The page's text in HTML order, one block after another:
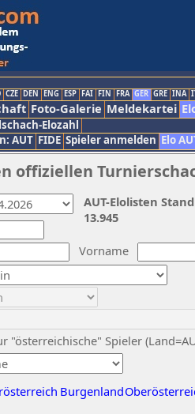
CZE DEN ENG ESP FAI FIN FRA GER GRE INA
Foto-Galerie Meldekartei
Elozahl
AUT FIDE Spieler anmelden Elo
offiziellen
Vorname
"österreichische" Spieler
Burgenland
AUT-Elolisten
13.945